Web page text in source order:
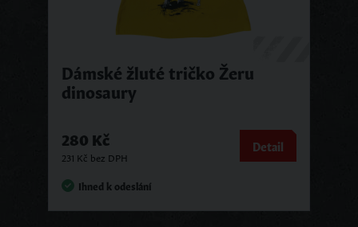
Dámské žluté tričko Žeru
dinosaury
280 Kč
231 Kč bez DPH
Detail
Ihned k odeslání